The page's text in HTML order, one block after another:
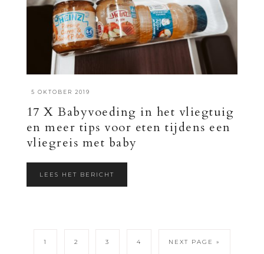
5 OKTOBER 2019
17 X Babyvoeding in het vliegtuig
en meer tips voor eten tijdens een
vliegreis met baby
LEES HET BERICHT
1 2 3 4 NEXT PAGE »